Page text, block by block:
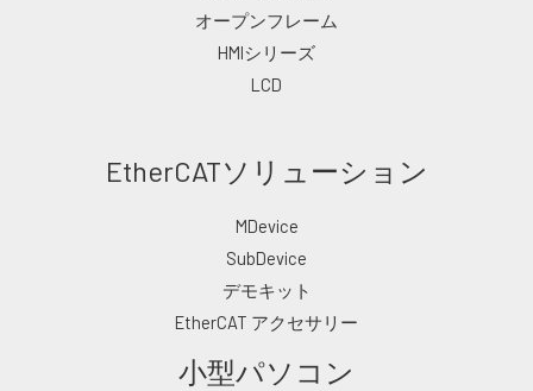
オープンフレーム
HMIシリーズ
LCD
EtherCATソリューション
MDevice
SubDevice
デモキット
EtherCAT アクセサリー
小型パソコン